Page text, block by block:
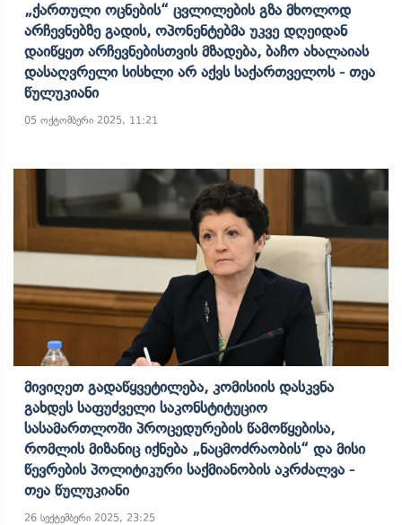
„ქართული Ოცნების“ Ცვლილების Გზა Მხოლოდ
Არჩევნებზე Გადის, Ოპონენტებმა Უკვე Დღეიდან
Დაიწყეთ Არჩევნებისთვის Მზადება, Ბაჩო Ახალაიას
Დასაღვრელი Სისხლი Არ Აქვს Საქართველოს - Თეა
Წულუკიანი
05 ოქტომბერი 2025, 11:21
Მივიღეთ Გადაწყვეტილება, Კომისიის Დასკვნა
Გახდეს Საფუძველი Საკონსტიტუციო
Სასამართლოში Პროცედურების Წამოწყებისა,
Რომლის Მიზანიც Იქნება „ნაცმოძრაობის“ Და Მისი
Წევრების Პოლიტიკური Საქმიანობის Აკრძალვა -
Თეა Წულუკიანი
26 სექტემბერი 2025, 23:25